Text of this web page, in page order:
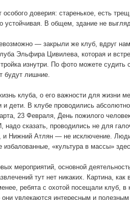
доверия: старенькое, есть
устойчивая. В общем, здание не
— закрыли же клуб, вдруг
Эльфира Цивилева, которая и
изнутри. По фото можете
будут лишние.
клуба, о его важности для жизни
и дети. В клубе проводились
23 Февраля, День пожилого
сказать, проводились не для
и Нижний Атлян — не исключение.
избалованные, «культура в массы»
мероприятий, основной
тут нет никаких. Картина,
ребята с охотой посещали клуб, в
увлекаются интересным и